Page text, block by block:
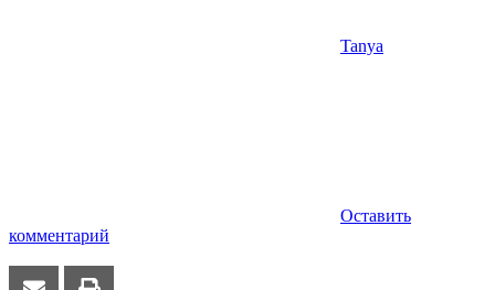
Tanya
Оставить
комментарий